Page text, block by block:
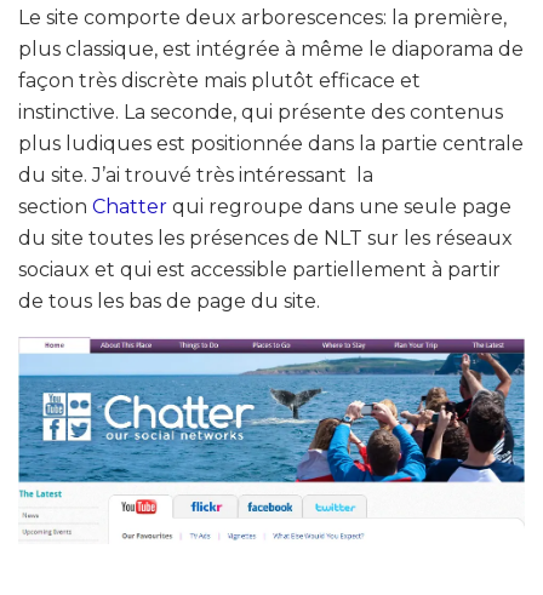
Le site comporte deux arborescences: la première,
plus classique, est intégrée à même le diaporama de
façon très discrète mais plutôt efficace et
instinctive. La seconde, qui présente des contenus
plus ludiques est positionnée dans la partie centrale
du site. J’ai trouvé très intéressant la
section Chatter qui regroupe dans une seule page
du site toutes les présences de NLT sur les réseaux
sociaux et qui est accessible partiellement à partir
de tous les bas de page du site.